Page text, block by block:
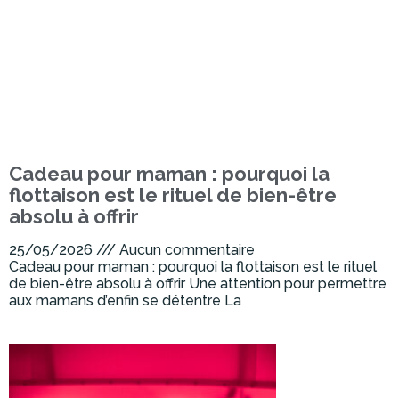
Cadeau pour maman : pourquoi la
flottaison est le rituel de bien-être
absolu à offrir
25/05/2026
Aucun commentaire
Cadeau pour maman : pourquoi la flottaison est le rituel
de bien-être absolu à offrir Une attention pour permettre
aux mamans d’enfin se détentre La